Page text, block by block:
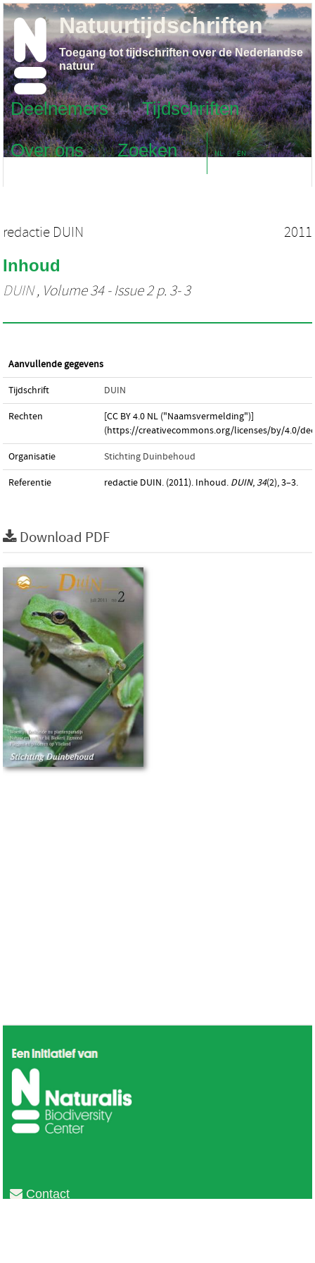
Deelnemers
Tijdschriften
Over ons
Zoeken NL EN
Natuurtijdschriften
Toegang tot tijdschriften over de Nederlandse
natuur
redactie DUIN 2011
Inhoud
DUIN, Volume 34 - Issue 2 p. 3- 3
Aanvullende gegevens
Tijdschrift DUIN
Rechten
[CC BY 4.0 NL ("Naamsvermelding")]
(https://creativecommons.org/licenses/by/4.0/
Organisatie Stichting Duinbehoud
Referentie redactie DUIN. (2011). Inhoud. DUIN, 34(2), 3–3.
Download PDF
Contact